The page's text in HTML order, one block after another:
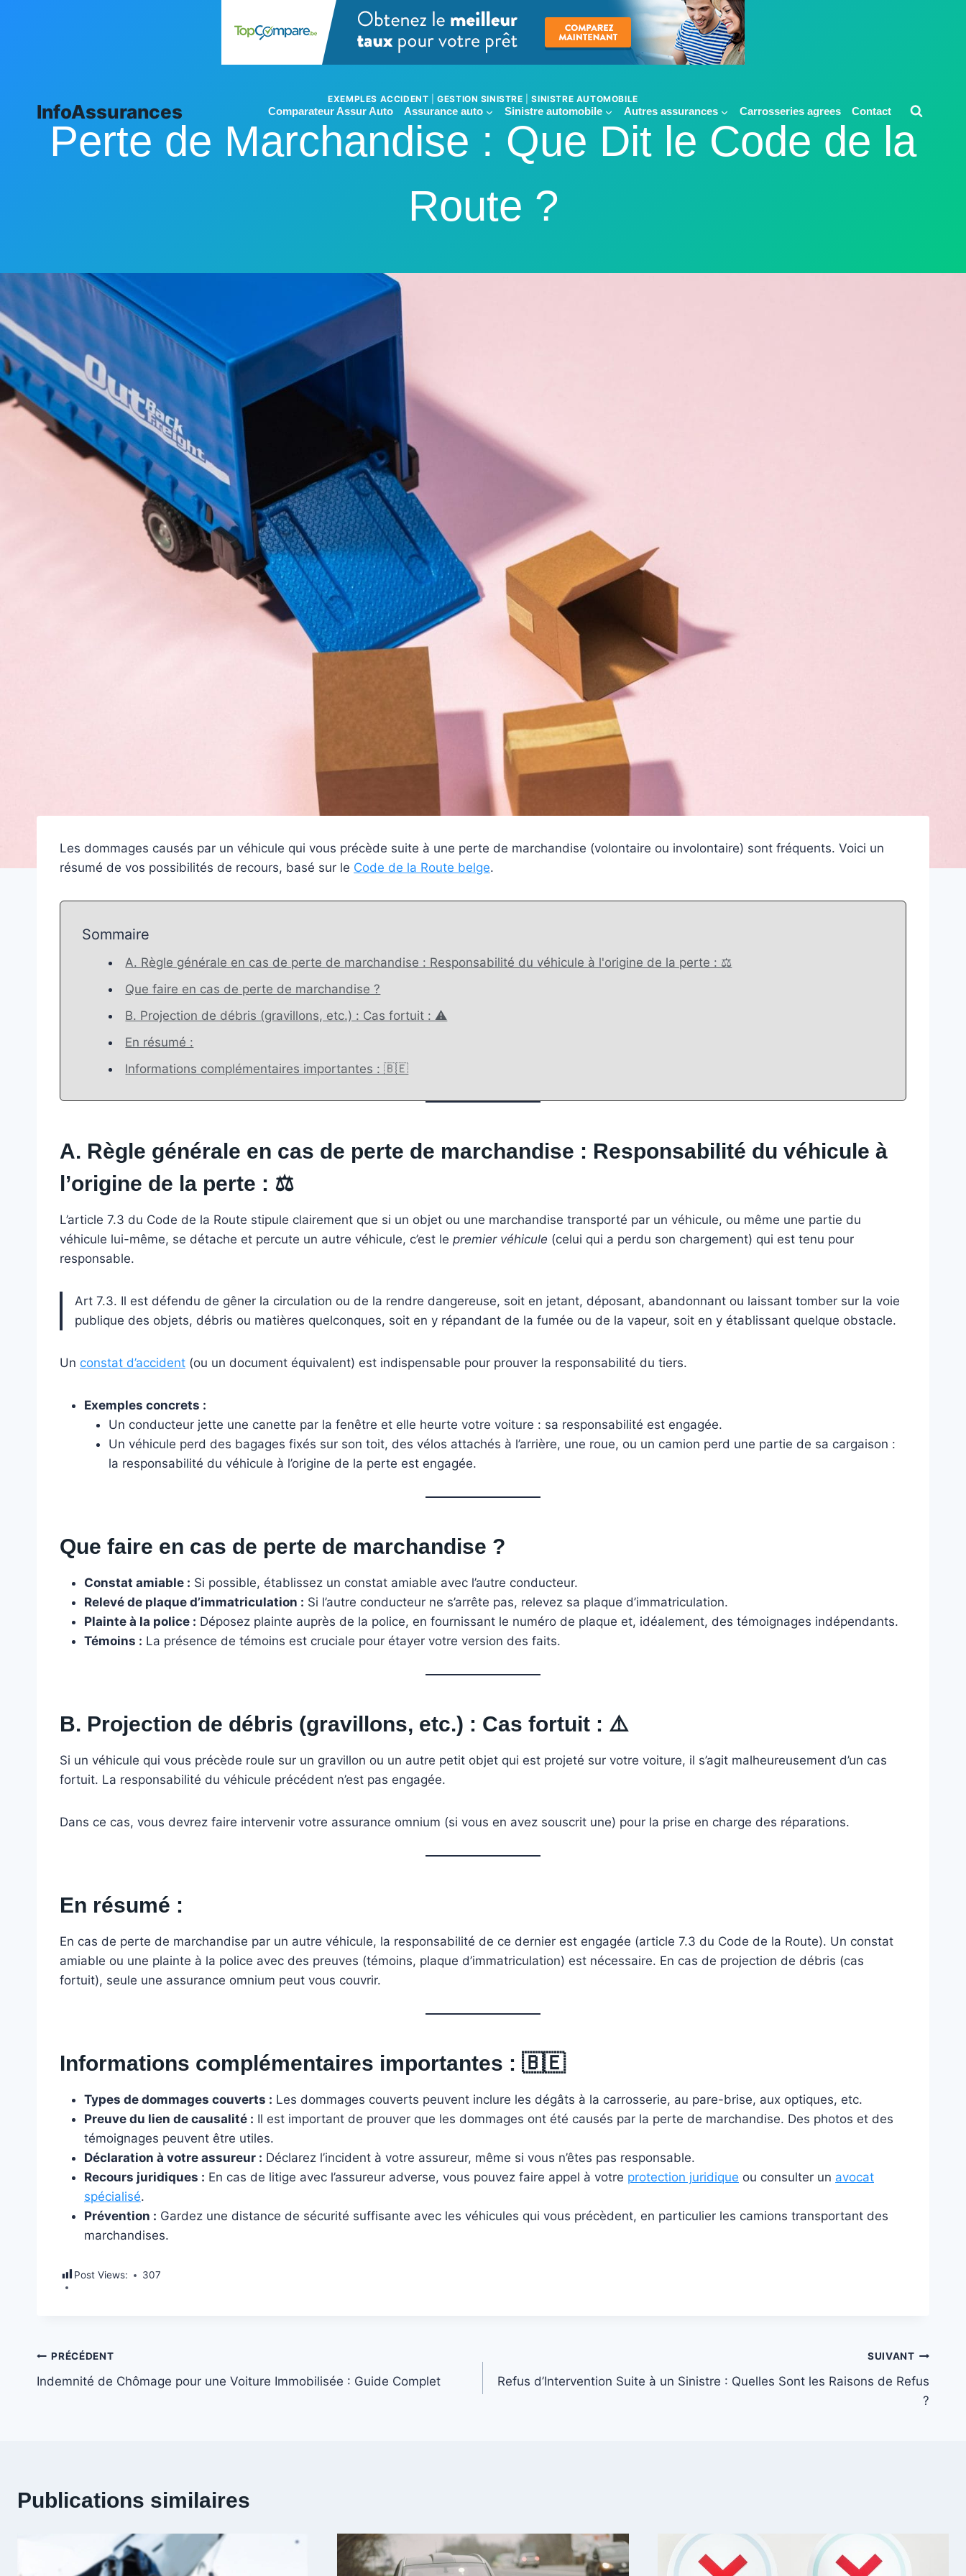
InfoAssurances Comparateur Assur Auto Assurance auto Sinistre automobile Autres assurances Carrosseries agrees Contact
EXEMPLES ACCIDENT |GESTION SINISTRE |SINISTRE AUTOMOBILE
Perte de Marchandise : Que Dit le Code de la
Route ?
Les dommages causés par un véhicule qui vous précède suite à une perte de marchandise (volontaire ou involontaire) sont fréquents. Voici un
résumé de vos possibilités de recours, basé sur le Code de la Route belge.
Sommaire
A. Règle générale en cas de perte de marchandise : Responsabilité du véhicule à l'origine de la perte : ⚖️
Que faire en cas de perte de marchandise ?
B. Projection de débris (gravillons, etc.) : Cas fortuit : ⚠️
En résumé :
Informations complémentaires importantes : 🇧🇪
A. Règle générale en cas de perte de marchandise : Responsabilité du véhicule à
l’origine de la perte : ⚖️
L’article 7.3 du Code de la Route stipule clairement que si un objet ou une marchandise transporté par un véhicule, ou même une partie du
véhicule lui-même, se détache et percute un autre véhicule, c’est le premier véhicule (celui qui a perdu son chargement) qui est tenu pour
responsable.
Art 7.3. Il est défendu de gêner la circulation ou de la rendre dangereuse, soit en jetant, déposant, abandonnant ou laissant tomber sur la voie
publique des objets, débris ou matières quelconques, soit en y répandant de la fumée ou de la vapeur, soit en y établissant quelque obstacle.
Un constat d’accident (ou un document équivalent) est indispensable pour prouver la responsabilité du tiers.
Exemples concrets :
Un conducteur jette une canette par la fenêtre et elle heurte votre voiture : sa responsabilité est engagée.
Un véhicule perd des bagages fixés sur son toit, des vélos attachés à l’arrière, une roue, ou un camion perd une partie de sa cargaison :
la responsabilité du véhicule à l’origine de la perte est engagée.
Que faire en cas de perte de marchandise ?
Constat amiable : Si possible, établissez un constat amiable avec l’autre conducteur.
Relevé de plaque d’immatriculation : Si l’autre conducteur ne s’arrête pas, relevez sa plaque d’immatriculation.
Plainte à la police : Déposez plainte auprès de la police, en fournissant le numéro de plaque et, idéalement, des témoignages indépendants.
Témoins : La présence de témoins est cruciale pour étayer votre version des faits.
B. Projection de débris (gravillons, etc.) : Cas fortuit : ⚠️
Si un véhicule qui vous précède roule sur un gravillon ou un autre petit objet qui est projeté sur votre voiture, il s’agit malheureusement d’un cas
fortuit. La responsabilité du véhicule précédent n’est pas engagée.
Dans ce cas, vous devrez faire intervenir votre assurance omnium (si vous en avez souscrit une) pour la prise en charge des réparations.
En résumé :
En cas de perte de marchandise par un autre véhicule, la responsabilité de ce dernier est engagée (article 7.3 du Code de la Route). Un constat
amiable ou une plainte à la police avec des preuves (témoins, plaque d’immatriculation) est nécessaire. En cas de projection de débris (cas
fortuit), seule une assurance omnium peut vous couvrir.
Informations complémentaires importantes : 🇧🇪
Types de dommages couverts : Les dommages couverts peuvent inclure les dégâts à la carrosserie, au pare-brise, aux optiques, etc.
Preuve du lien de causalité : Il est important de prouver que les dommages ont été causés par la perte de marchandise. Des photos et des
témoignages peuvent être utiles.
Déclaration à votre assureur : Déclarez l’incident à votre assureur, même si vous n’êtes pas responsable.
Recours juridiques : En cas de litige avec l’assureur adverse, vous pouvez faire appel à votre protection juridique ou consulter un avocat
spécialisé.
Prévention : Gardez une distance de sécurité suffisante avec les véhicules qui vous précèdent, en particulier les camions transportant des
marchandises.
Post Views: 307
Navigation
de
PRÉCÉDENT
Indemnité de Chômage pour une Voiture Immobilisée : Guide Complet
SUIVANT
Refus d’Intervention Suite à un Sinistre : Quelles Sont les Raisons de Refus
?
Publications similaires